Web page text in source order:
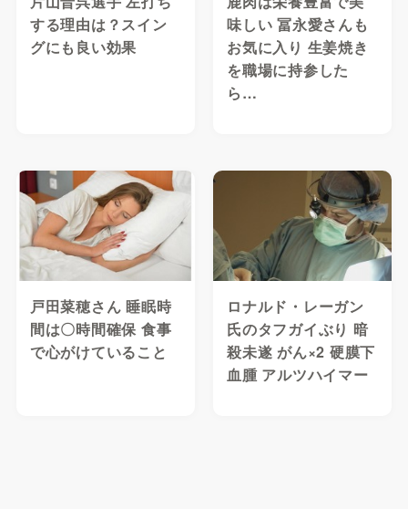
する理由は？スイン
グにも良い効果
味しい 冨永愛さんも
お気に入り 生姜焼き
を職場に持参した
ら…
戸田菜穂さん 睡眠時
間は〇時間確保 食事
で心がけていること
ロナルド・レーガン
氏のタフガイぶり 暗
殺未遂 がん×2 硬膜下
血腫 アルツハイマー